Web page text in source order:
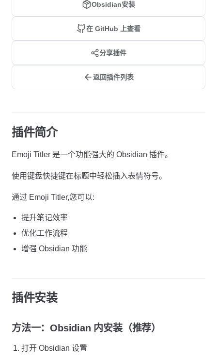
Obsidian安装
在 GitHub 上查看
分享插件
返回插件列表
插件简介
Emoji Titler 是一个功能强大的 Obsidian 插件。
使用键盘快捷键在标题中轻松插入表情符号。
通过 Emoji Titler,您可以:
提升笔记效率
优化工作流程
增强 Obsidian 功能
插件安装
方法一：Obsidian 内安装（推荐）
打开 Obsidian 设置